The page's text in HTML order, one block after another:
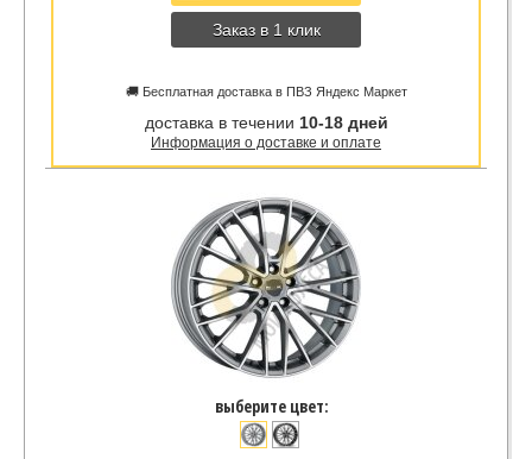
Заказ в 1 клик
🚚 Бесплатная доставка в ПВЗ Яндекс Маркет
доставка в течении 10-18 дней
Информация о доставке и оплате
выберите цвет: